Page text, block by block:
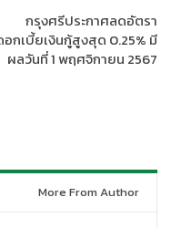
ายการ สิทธิพิเศษต่อที่ 1
ร วิสซ์ดอม เดอะฟอเรส
นบาท สำหรับโครงการ
สิทธิพิเศษสูงสุดถึง 1 ล้าน
ย่าน
เรสเทียส์ เพทโทเปีย และ
ครงการ วิสซ์ดอม เดอะ
กรุงศรีประกาศลดอัตรา
อกเบี้ยเงินกู้สูงสุด 0.25% มี
ผลวันที่ 1 พฤศจิกายน 2567
More From Author